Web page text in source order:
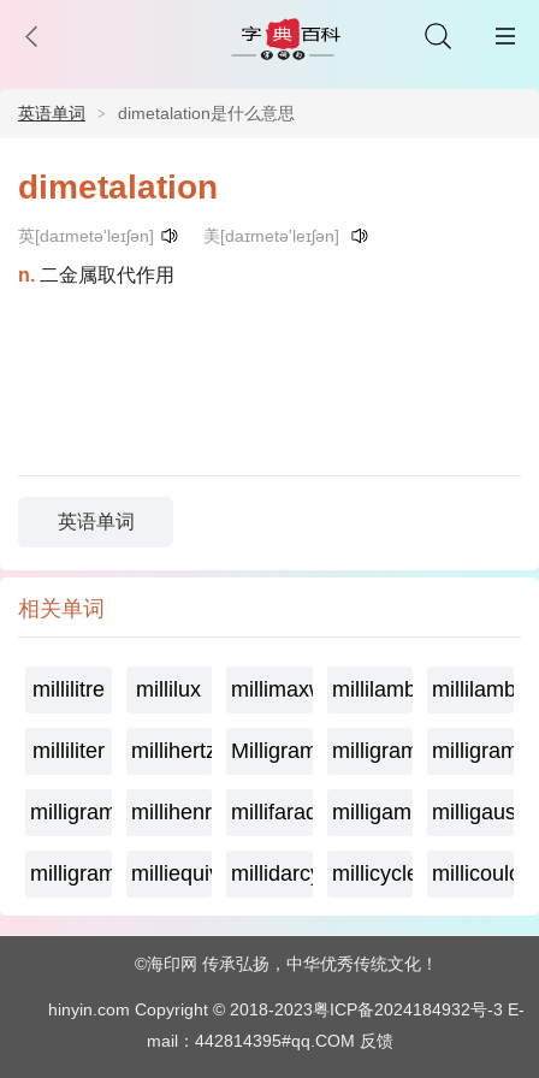
英语单词 dimetalation是什么意思
dimetalation
英[daɪmetə'leɪʃən] 美[daɪmetə'leɪʃən]
n. 二金属取代作用
英语单词
相关单词
millilitre millilux millimaxwellmillilambda
milliliter millihertz Milligramagemilligrame
milligrammemillihenry millifarad milligammamilligauss
milligram milliequivalentmillidarcy millicycle
©海印网 传承弘扬，中华优秀传统文化！
hinyin.com Copyright © 2018-2023粤ICP备2024184932号-3 E-
mail：442814395#qq.COM 反馈